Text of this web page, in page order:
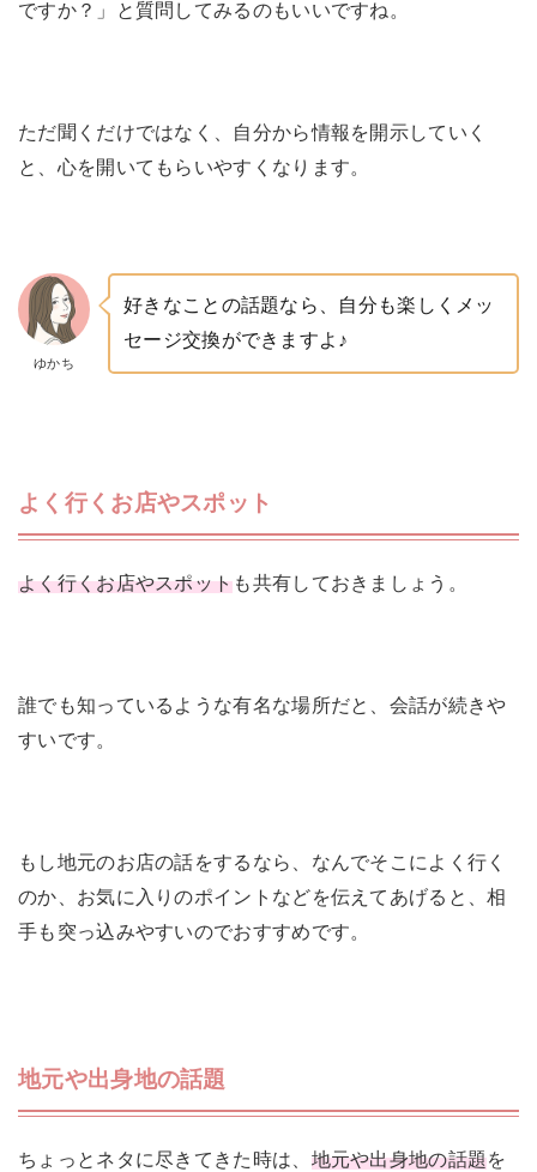
ですか？」と質問してみるのもいいですね。
ただ聞くだけではなく、自分から情報を開示していく
と、心を開いてもらいやすくなります。
ゆかち
好きなことの話題なら、自分も楽しくメッ
セージ交換ができますよ♪
よく行くお店やスポット
よく行くお店やスポットも共有しておきましょう。
誰でも知っているような有名な場所だと、会話が続きや
すいです。
もし地元のお店の話をするなら、なんでそこによく行く
のか、お気に入りのポイントなどを伝えてあげると、相
手も突っ込みやすいのでおすすめです。
地元や出身地の話題
ちょっとネタに尽きてきた時は、 地元や出身地の話題を